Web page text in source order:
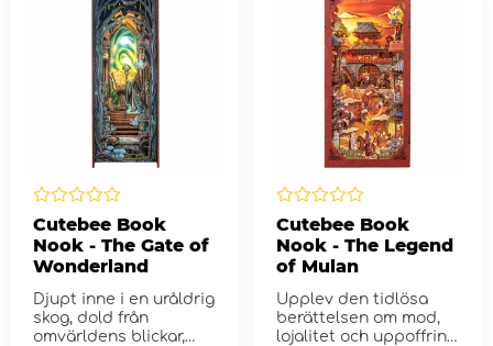
Cutebee Book
Nook - The Gate of
Wonderland
Djupt inne i en uråldrig
skog, dold från
omvärldens blickar,
Cutebee Book
Nook - The Legend
of Mulan
Upplev den tidlösa
berättelsen om mod,
lojalitet och uppoffring